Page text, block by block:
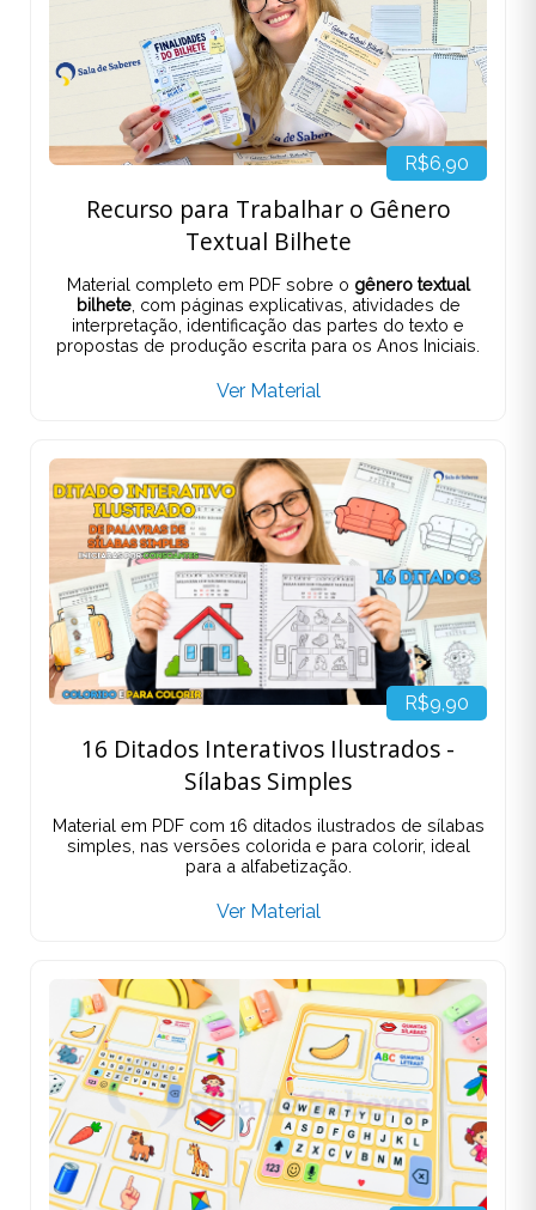
R$6,90
Recurso para Trabalhar o Gênero
Textual Bilhete
Material completo em PDF sobre o gênero textual
bilhete, com páginas explicativas, atividades de
interpretação, identificação das partes do texto e
propostas de produção escrita para os Anos Iniciais.
Ver Material
R$9,90
16 Ditados Interativos Ilustrados -
Sílabas Simples
Material em PDF com 16 ditados ilustrados de sílabas
simples, nas versões colorida e para colorir, ideal
para a alfabetização.
Ver Material